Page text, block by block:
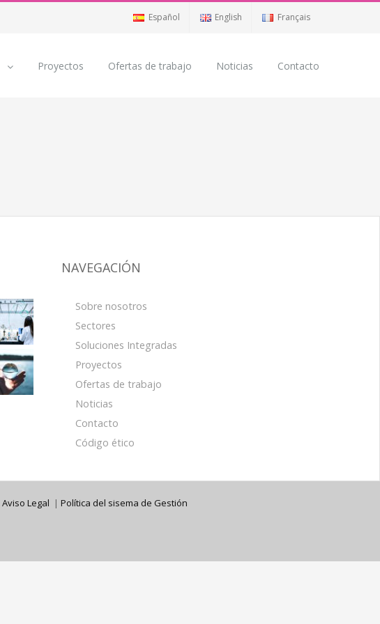
Español English Français
Proyectos Ofertas de trabajo Noticias Contacto
NAVEGACIÓN
Sobre nosotros
Sectores
Soluciones Integradas
Proyectos
Ofertas de trabajo
Noticias
Contacto
Código ético
Aviso Legal | Política del sisema de Gestión